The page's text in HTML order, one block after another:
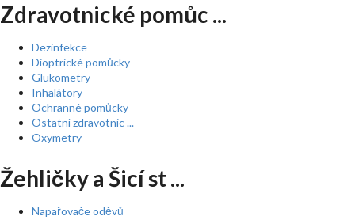
Zdravotnické pomůc ...
Dezinfekce
Dioptrické pomůcky
Glukometry
Inhalátory
Ochranné pomůcky
Ostatní zdravotnic ...
Oxymetry
Žehličky a Šicí st ...
Napařovače oděvů